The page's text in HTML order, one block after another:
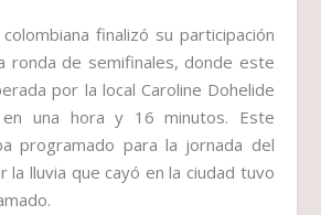
finalizó su participación
ronda de semifinales, donde este
por la local Caroline Dohelide
una hora y 16 minutos. Este
programado para la jornada del
la lluvia que cayó en la ciudad tuvo